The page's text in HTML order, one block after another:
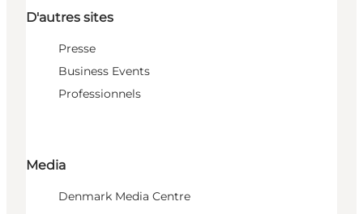
D'autres sites
Presse
Business Events
Professionnels
Media
Denmark Media Centre